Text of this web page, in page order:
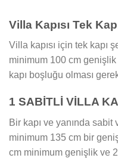
Villa Kapısı Tek
Villa kapısı için tek kapı
minimum 100 cm
kapı boşluğu olması
1 SABİTLİ VİLLA
Bir kapı ve yanında sabit
minimum 135 cm bir
cm minimum genişlik ve